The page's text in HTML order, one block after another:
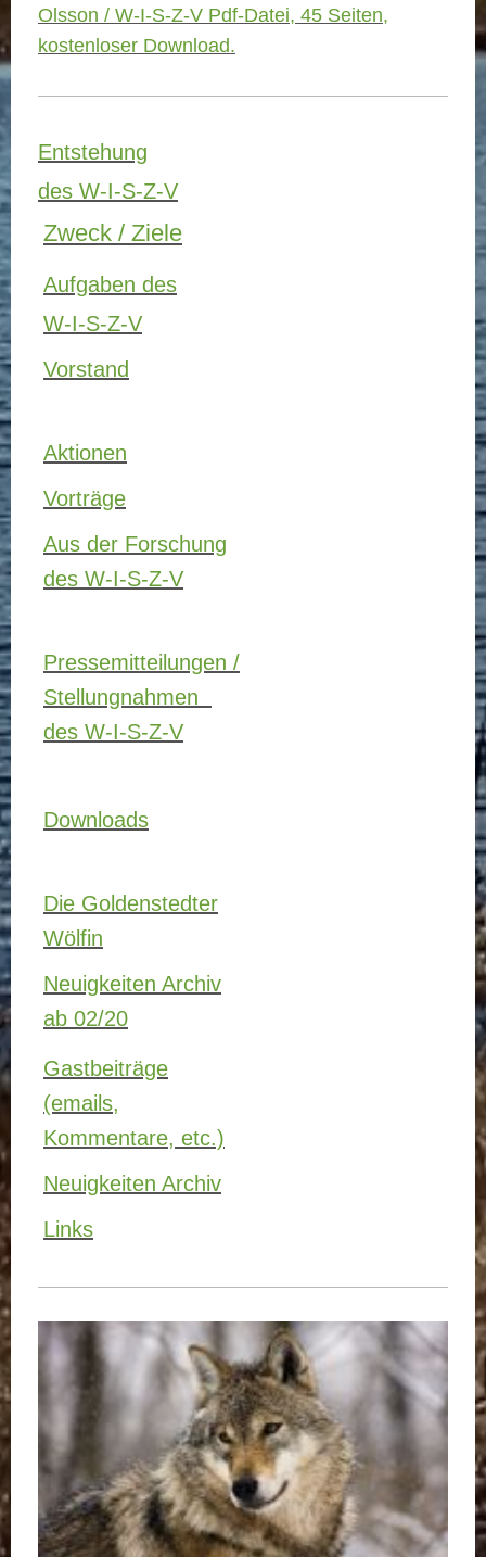
Olsson / W-I-S-Z-V Pdf-Datei, 45 Seiten,
kostenloser Download.
Entstehung
des W-I-S-Z-V
Zweck / Ziele
Aufgaben des
W-I-S-Z-V
Vorstand
Aktionen
Vorträge
Aus der Forschung
des W-I-S-Z-V
Pressemitteilungen /
Stellungnahmen
des W-I-S-Z-V
Downloads
Die Goldenstedter
Wölfin
Neuigkeiten Archiv
ab 02/20
Gastbeiträge
(emails,
Kommentare, etc.)
Neuigkeiten Archiv
Links